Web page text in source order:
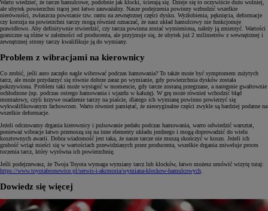
Warto wiedzieć, że tarcze hamulcowe, podobnie jak klocki, ścierają się. Dzieje się to oczywiście dużo wolniej,
ale ubytek powierzchni trącej jest łatwo zauważalny. Nasze podejrzenia powinny wzbudzić wszelkie
nierówności, zwłaszcza powstanie tzw. rantu na zewnętrznej części dysku. Wyżłobienia, pęknięcia, deformacje
czy korozja na powierzchni tarczy mogą również oznaczać, że nasz układ hamulcowy nie funkcjonuje
prawidłowo. Aby definitywnie stwierdzić, czy tarcza powinna zostać wymieniona, należy ją zmierzyć. Wartości
graniczne są różne w zależności od producenta, ale przyjmuje się, że ubytek już 2 milimetrów z wewnętrznej i
zewnętrznej strony tarczy kwalifikuje ją do wymiany.
Problem z wibracjami na kierownicy
Co zrobić, jeśli auto zaczęło nagle wibrować podczas hamowania? To także może być symptomem zużytych
tarcz, ale może przydarzyć się równie dobrze zaraz po wymianie, gdy powierzchnia dysków została
pokrzywiona. Problem taki może wystąpić w momencie, gdy tarcze zostaną przegrzane, a następnie gwałtownie
ochłodzone (np. podczas ostrego hamowania i wjazdu w kałużę). W grę może również wchodzić błąd
montażowy, czyli krzywe osadzenie tarczy na piaście, dlatego ich wymianę powinno powierzyć się
wykwalifikowanym fachowcom. Warto również pamiętać, że nieoryginalne części zwykle są bardziej podatne na
wszelkie deformacje.
Jeżeli odczuwamy drgania kierownicy i pulsowanie pedału podczas hamowania, warto odwiedzić warsztat,
ponieważ wibracje łatwo przenoszą się na inne elementy układu jezdnego i mogą doprowadzić do wielu
kosztownych awarii. Dobra wiadomość jest taka, że nasze tarcze nie muszą skończyć w koszu. Jeżeli ich
grubość wciąż mieści się w wartościach przewidzianych przez producenta, wszelkie drgania zniweluje proces
toczenia tarcz, który wyrówna ich powierzchnię.
Jeśli podejrzewasz, że Twoja Toyota wymaga wymiany tarcz lub klocków, łatwo możesz umówić wizytę tutaj:
https://www.toyotabronowice.pl/serwis-i-akcesoria/wymiana-klockow-hamulcowych
Dowiedz się więcej